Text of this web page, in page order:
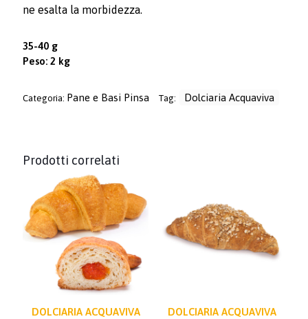
ne esalta la morbidezza.
35-40 g
Peso: 2 kg
Categoria: Pane e Basi Pinsa Tag: Dolciaria Acquaviva
Prodotti correlati
DOLCIARIA ACQUAVIVA DOLCIARIA ACQUAVIVA